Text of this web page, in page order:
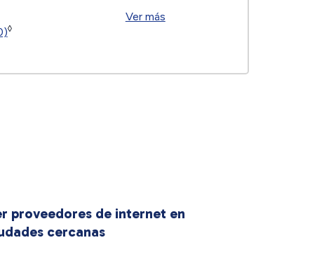
◊
Ver más
proveedores de internet en
cercanas